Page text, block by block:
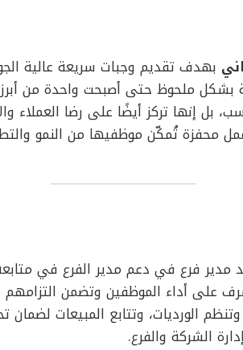
بهدف تقديم وجبات سريعة عالية
ملحوظ حتى أصبحت واحدة من أبرز
إنها تركز أيضًا على رضا العملاء
محفزة تُمكّن موظفيها من النمو
فرع في دعم مدير الفرع في
على أداء الموظفين وتضمن التزامهم
الورديات، وتتابع المبيعات
الشركة والفرع.